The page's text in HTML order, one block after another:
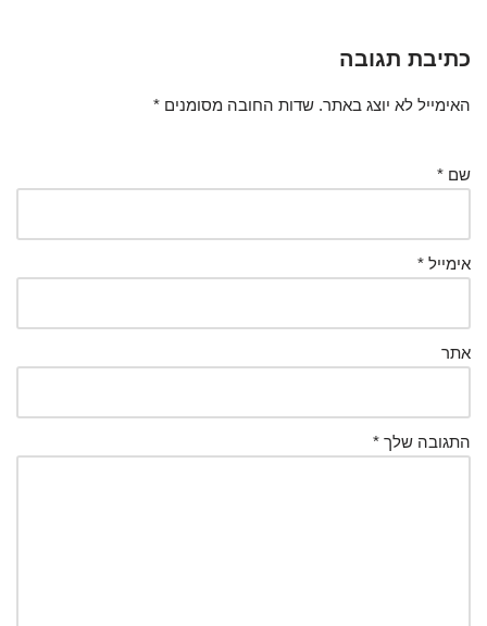
כתיבת תגובה
האימייל לא יוצג באתר. שדות החובה מסומנים *
שם *
אימייל *
אתר
התגובה שלך *